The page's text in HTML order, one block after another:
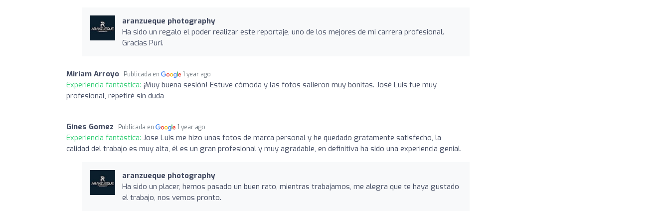
aranzueque photography
Ha sido un regalo el poder realizar este reportaje, uno de los mejores de mi carrera profesional.
Gracias Puri.
Miriam Arroyo Publicada en 1 year ago
Experiencia fantástica: ¡Muy buena sesión! Estuve cómoda y las fotos salieron muy bonitas. José Luis fue muy
profesional, repetiré sin duda
Gines Gomez Publicada en 1 year ago
Experiencia fantástica: Jose Luis me hizo unas fotos de marca personal y he quedado gratamente satisfecho, la
calidad del trabajo es muy alta, él es un gran profesional y muy agradable, en definitiva ha sido una experiencia genial.
aranzueque photography
Ha sido un placer, hemos pasado un buen rato, mientras trabajamos, me alegra que te haya gustado
el trabajo, nos vemos pronto.